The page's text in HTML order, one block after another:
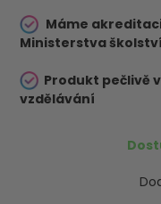
Máme
Ministerstva školství
Produkt pečlivě
vzdělávání